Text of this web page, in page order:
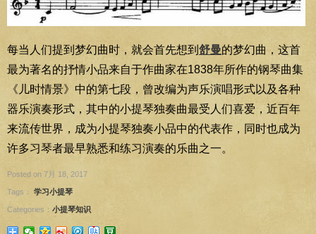
每当人们提到梦幻曲时，就会首先想到 舒曼的梦幻曲，这首
最为著名的抒情小品来自于作曲家在1838年所作的钢琴曲集
《儿时情景》中的第七段，曾改编为声乐演唱形式以及各种
器乐演奏形式，其中的小提琴独奏曲最受人们喜爱，近百年
来流传世界，成为小提琴独奏小品中的代表作，同时也成为
许多习琴者最早熟悉和练习演奏的乐曲之一。
Posted on 7月 18, 2017
Tags： 学习小提琴
Categories： 小提琴知识